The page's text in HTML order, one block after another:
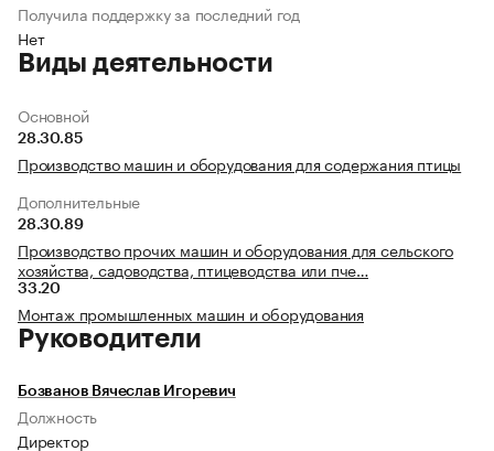
Получила поддержку за последний год
Нет
Виды деятельности
Основной
28.30.85
Производство машин и оборудования для содержания птицы
Дополнительные
28.30.89
Производство прочих машин и оборудования для сельского
хозяйства, садоводства, птицеводства или пче…
33.20
Монтаж промышленных машин и оборудования
Руководители
Бозванов Вячеслав Игоревич
Должность
Директор